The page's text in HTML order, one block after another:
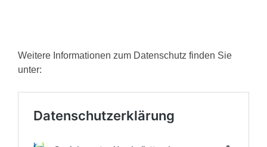
Weitere Informationen zum Datenschutz finden Sie
unter: